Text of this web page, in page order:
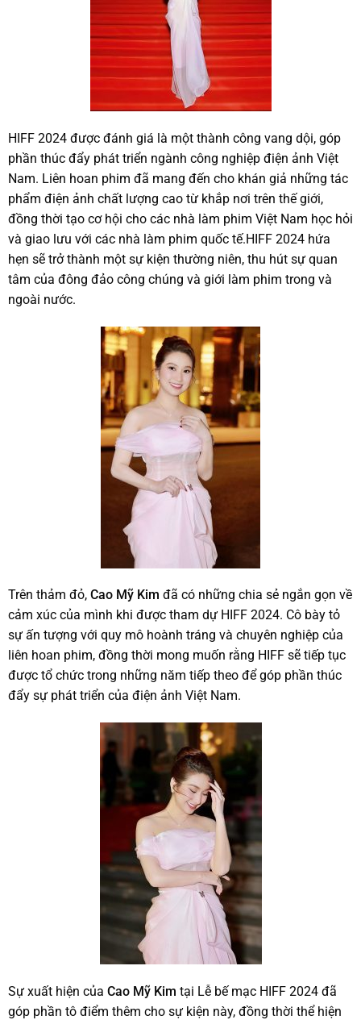
HIFF 2024 được đánh giá là một thành công vang dội, góp
phần thúc đẩy phát triển ngành công nghiệp điện ảnh Việt
Nam. Liên hoan phim đã mang đến cho khán giả những tác
phẩm điện ảnh chất lượng cao từ khắp nơi trên thế giới,
đồng thời tạo cơ hội cho các nhà làm phim Việt Nam học hỏi
và giao lưu với các nhà làm phim quốc tế.HIFF 2024 hứa
hẹn sẽ trở thành một sự kiện thường niên, thu hút sự quan
tâm của đông đảo công chúng và giới làm phim trong và
ngoài nước.
Trên thảm đỏ, Cao Mỹ Kim đã có những chia sẻ ngắn gọn về
cảm xúc của mình khi được tham dự HIFF 2024. Cô bày tỏ
sự ấn tượng với quy mô hoành tráng và chuyên nghiệp của
liên hoan phim, đồng thời mong muốn rằng HIFF sẽ tiếp tục
được tổ chức trong những năm tiếp theo để góp phần thúc
đẩy sự phát triển của điện ảnh Việt Nam.
Sự xuất hiện của Cao Mỹ Kim tại Lễ bế mạc HIFF 2024 đã
góp phần tô điểm thêm cho sự kiện này, đồng thời thể hiện